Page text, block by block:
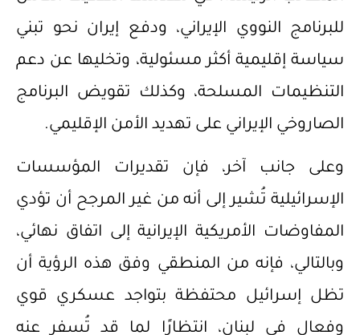
للبرنامج النووي الإيراني، ودفع إيران نحو تبني
سياسة إقليمية أكثر مسئولية، وتخليها عن دعم
التنظيمات المسلحة، وكذلك تقويض البرنامج
الصاروخي الإيراني على تهديد الأمن الإقليمي.
وعلى جانب آخر، فإن تقديرات المؤسسات
الإسرائيلية تُشير إلى أنه من غير المرجح أن تؤدي
المفاوضات الأمريكية الإيرانية إلى اتفاق نهائي،
وبالتالي، فإنه من المنطقي وفق هذه الرؤية أن
تظل إسرائيل محتفظة بتواجد عسكري قوي
وفعال في لبنان، انتظارًا لما قد تُسفر عنه